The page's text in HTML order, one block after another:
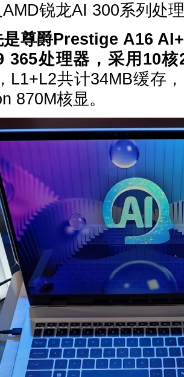
锐龙AI 300系列处
是尊爵Prestige A16
365处理器，采用10核
L1+L2共计34MB缓存
870M核显。